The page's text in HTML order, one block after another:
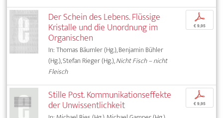
Der Schein des Lebens. Flüssige
Kristalle und die Unordnung im
Organischen
In: Thomas Bäumler (Hg.), Benjamin Bühler
(Hg.), Stefan Rieger (Hg.),Nicht Fisch – nicht
Fleisch
p
€ 9,95
Stille Post. Kommunikationseffekte
der Unwissentlichkeit
p
€ 9,95